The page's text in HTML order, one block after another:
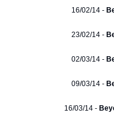
16/02/14 -
23/02/14 -
02/03/14 -
09/03/14 -
16/03/14 -